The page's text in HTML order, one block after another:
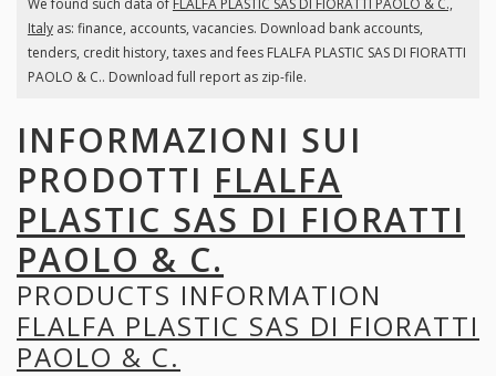
We found such data of FLALFA PLASTIC SAS DI FIORATTI PAOLO & C.,
Italyas: finance, accounts, vacancies. Download bank accounts,
tenders, credit history, taxes and fees FLALFA PLASTIC SAS DI FIORATTI
PAOLO & C.. Download full report as zip-file.
INFORMAZIONI SUI
PRODOTTI FLALFA
PLASTIC SAS DI FIORATTI
PAOLO & C.
PRODUCTS INFORMATION
FLALFA PLASTIC SAS DI FIORATTI
PAOLO & C.